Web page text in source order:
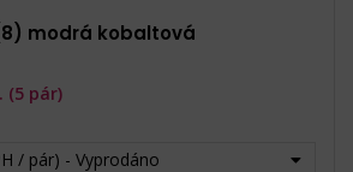
modrá kobaltová
/ pár) - Vyprodáno
(5 pár)